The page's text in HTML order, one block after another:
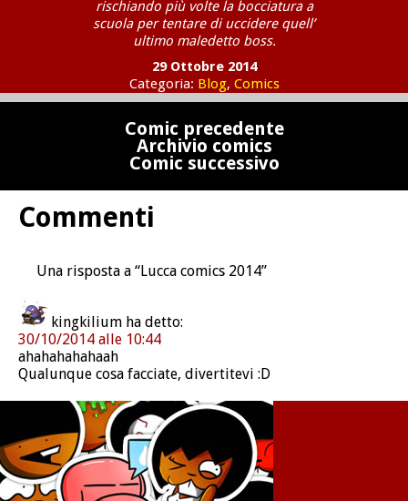
rischiando più volte la bocciatura a
scuola per tentare di uccidere quell’
ultimo maledetto boss.
29 Ottobre 2014
Categoria: Blog, Comics
Comic precedente
Archivio comics
Comic successivo
Commenti
Una risposta a “Lucca comics 2014”
kingkilium ha detto:
30/10/2014 alle 10:44
ahahahahahaah
Qualunque cosa facciate, divertitevi :D